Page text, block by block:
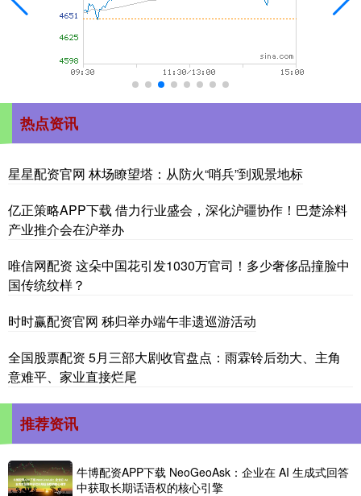
热点资讯
星星配资官网 林场瞭望塔：从防火“哨兵”到观景地标
亿正策略APP下载 借力行业盛会，深化沪疆协作！巴楚涂料
产业推介会在沪举办
唯信网配资 这朵中国花引发1030万官司！多少奢侈品撞脸中
国传统纹样？
时时赢配资官网 秭归举办端午非遗巡游活动
全国股票配资 5月三部大剧收官盘点：雨霖铃后劲大、主角
意难平、家业直接烂尾
推荐资讯
牛博配资APP下载 NeoGeoAsk：企业在 AI 生成式回答
中获取长期话语权的核心引擎